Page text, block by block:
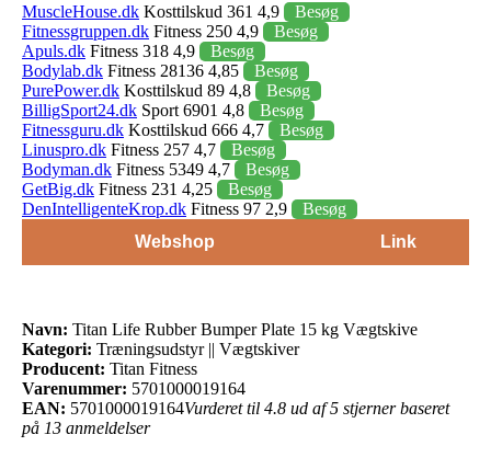
MuscleHouse.dk Kosttilskud 361 4,9
Besøg
Fitnessgruppen.dk Fitness 250 4,9
Besøg
Apuls.dk Fitness 318 4,9
Besøg
Bodylab.dk Fitness 28136 4,85
Besøg
PurePower.dk Kosttilskud 89 4,8
Besøg
BilligSport24.dk Sport 6901 4,8
Besøg
Fitnessguru.dk Kosttilskud 666 4,7
Besøg
Linuspro.dk Fitness 257 4,7
Besøg
Bodyman.dk Fitness 5349 4,7
Besøg
GetBig.dk Fitness 231 4,25
Besøg
DenIntelligenteKrop.dk Fitness 97 2,9
Besøg
Webshop
Link
Navn: Titan Life Rubber Bumper Plate 15 kg Vægtskive
Kategori: Træningsudstyr || Vægtskiver
Producent: Titan Fitness
Varenummer: 5701000019164
EAN: 5701000019164Vurderet til 4.8 ud af 5 stjerner baseret
på 13 anmeldelser